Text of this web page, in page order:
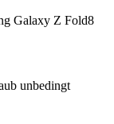
Galaxy Z Fold8
unbedingt